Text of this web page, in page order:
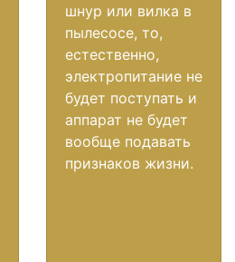
шнур или вилка в
пылесосе, то,
естественно,
электропитание не
будет поступать и
аппарат не будет
вообще подавать
признаков жизни.